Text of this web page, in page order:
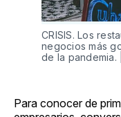
CRISIS. Los
negocios más
de la pandemia.
Para conocer de